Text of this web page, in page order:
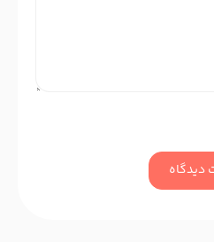
دیدگاه